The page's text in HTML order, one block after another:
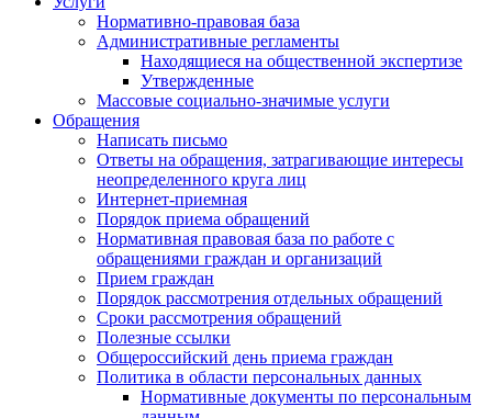
Нормативно-правовая база
Административные регламенты
Находящиеся на общественной экспертизе
Утвержденные
Массовые социально-значимые услуги
Обращения
Написать письмо
Ответы на обращения, затрагивающие интересы
неопределенного круга лиц
Интернет-приемная
Порядок приема обращений
Нормативная правовая база по работе с
обращениями граждан и организаций
Прием граждан
Порядок рассмотрения отдельных обращений
Сроки рассмотрения обращений
Полезные ссылки
Общероссийский день приема граждан
Политика в области персональных данных
Нормативные документы по персональным